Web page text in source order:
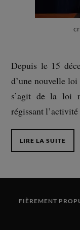
Depuis le 15
d’une nouvelle
s’agit de la loi
régissant
LIRE LA SUITE
FIÈREMENT